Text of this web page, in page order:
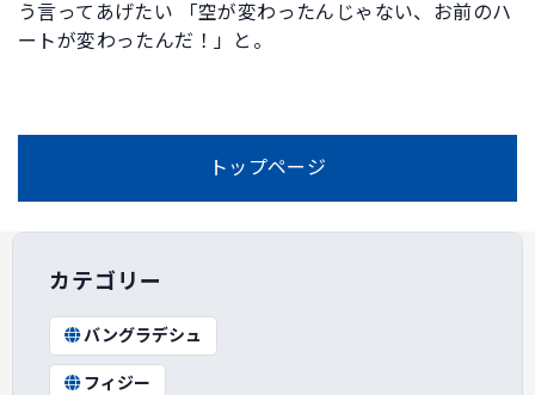
う言ってあげたい 「空が変わったんじゃない、お前のハ
ートが変わったんだ！」と。
トップページ
カテゴリー
バングラデシュ
フィジー